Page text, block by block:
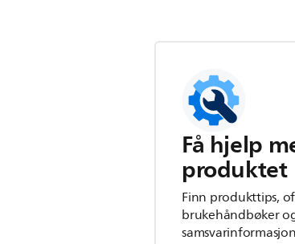
Få hjelp
produktet
Finn produkttips,
brukehåndbøker